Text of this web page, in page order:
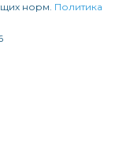
норм. Политика